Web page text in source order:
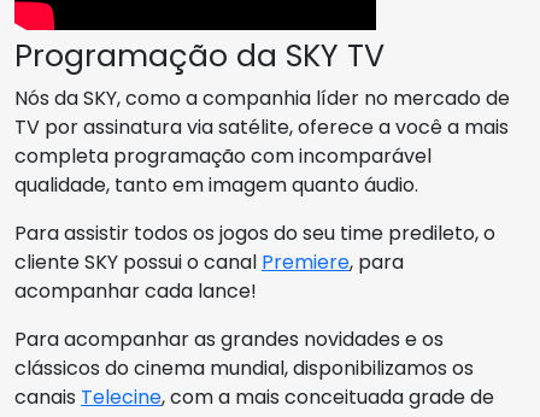
Programação da SKY TV
Nós da SKY, como a companhia líder no mercado de
TV por assinatura via satélite, oferece a você a mais
completa programação com incomparável
qualidade, tanto em imagem quanto áudio.
Para assistir todos os jogos do seu time predileto, o
cliente SKY possui o canal Premiere, para
acompanhar cada lance!
Para acompanhar as grandes novidades e os
clássicos do cinema mundial, disponibilizamos os
canais Telecine, com a mais conceituada grade de